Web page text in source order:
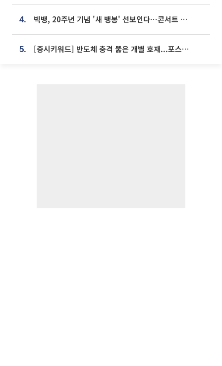
4. 빅뱅, 20주년 기념 '새 뱅봉' 선보인다⋯콘서트 앞두고 팝업 개최
5. [증시키워드] 반도체 충격 뚫은 개별 호재...포스코퓨처엠·에코프로·한화솔루션 '눈길'